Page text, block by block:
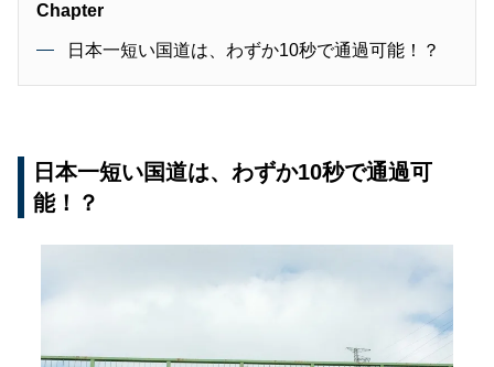
Chapter
日本一短い国道は、わずか10秒で通過可能！？
日本一短い国道は、わずか10秒で通過可
能！？